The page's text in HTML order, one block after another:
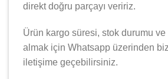
direkt doğru parçayı veririz.
Ürün kargo süresi, stok durumu ve
almak için Whatsapp üzerinden
iletişime geçebilirsiniz.